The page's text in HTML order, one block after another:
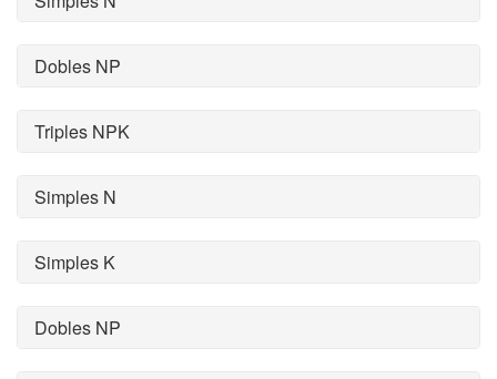
Dobles NP
Triples NPK
Simples N
Simples K
Dobles NP